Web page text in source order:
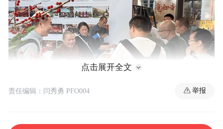
点击展开全文
责任编辑：闫秀勇 PFO004 举报